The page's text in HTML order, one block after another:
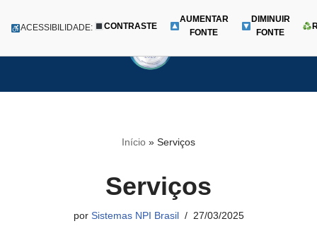
para
Menu
ACESSIBILIDADE: CONTRASTE
AUMENTAR
FONTE
DIMINUIR
FONTE
Início » Serviços
Serviços
por Sistemas NPI Brasil 27/03/2025